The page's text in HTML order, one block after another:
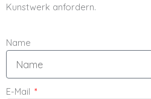
Kunstwerk anfordern.
Name
E-Mail